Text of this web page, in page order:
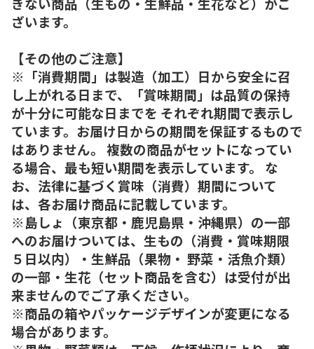
ざいます。
【その他のご注意】
※「消費期間」は製造（加工）日から安全に召
し上がれる日まで、「賞味期間」は品質の保持
が十分に可能な日までを それぞれ期間で表示し
ています。お届け日からの期間を保証するもので
はありません。 複数の商品がセットになってい
る場合、最も短い期間を表示しています。 な
お、法律に基づく賞味（消費）期間について
は、各お届け商品に記載しています。
※島しょ（東京都・鹿児島県・沖縄県）の一部
へのお届けついては、生もの（消費・賞味期限
５日以内）・生鮮品（果物・ 野菜・活魚介類）
の一部・生花（セット商品を含む）は受付が出
来ませんのでご了承ください。
※商品の箱やパッケージデザインが変更になる
場合があります。